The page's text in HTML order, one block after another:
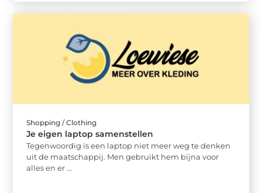
Shopping / Clothing
Je eigen laptop samenstellen
Tegenwoordig is een laptop niet meer weg te denken
uit de maatschappij. Men gebruikt hem bijna voor
alles en er ...